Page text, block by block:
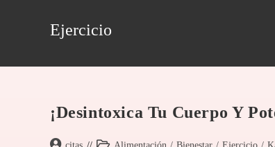
Ejercicio
¡Desintoxica Tu Cuerpo Y